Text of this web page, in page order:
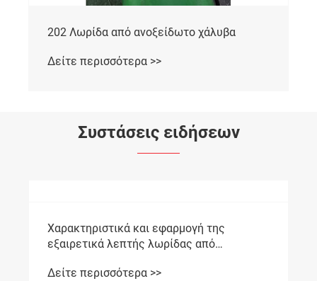
202 Λωρίδα από ανοξείδωτο χάλυβα
Δείτε περισσότερα >>
Συστάσεις ειδήσεων
Χαρακτηριστικά και εφαρμογή της
εξαιρετικά λεπτής λωρίδας από
Δείτε περισσότερα >>